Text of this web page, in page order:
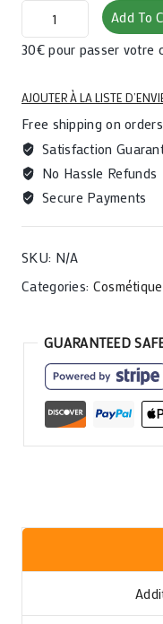
mèche
xciting
pré
tires
1
quantity
Add To
30€ pour passer votre
AJOUTER À LA LISTE
Free shipping on
Satisfaction
No Hassle Refunds
Secure Payments
SKU: N/A
Categories: Cosmétique
GUARANTEED